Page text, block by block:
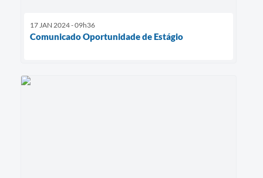
17 JAN 2024 - 09h36
Comunicado Oportunidade de Estágio